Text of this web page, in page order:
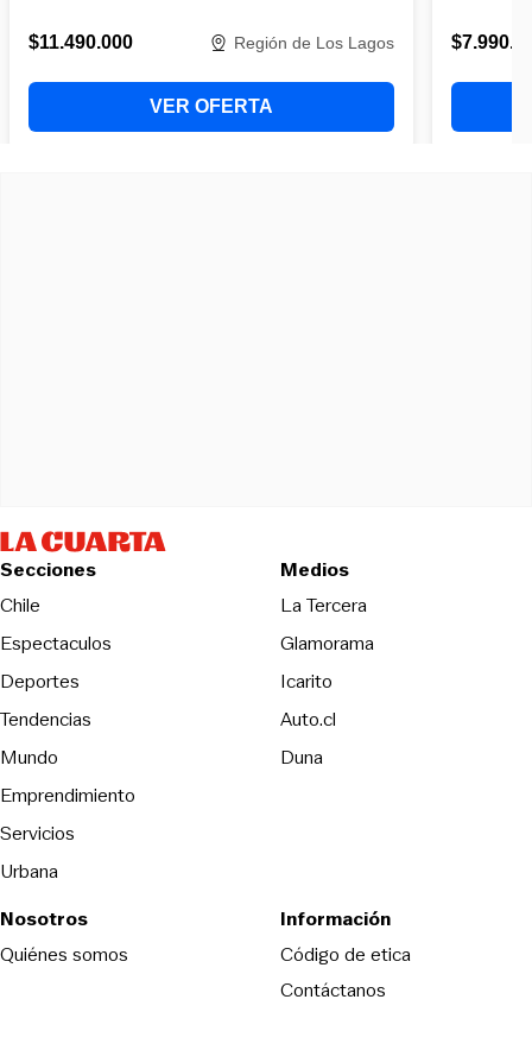
Secciones
Chile
Espectaculos
Deportes
Tendencias
Mundo
Emprendimiento
Servicios
Urbana
Medios
La TerceraOpens in new
Glamorama
Icarito
Auto.cl
DunaOpens in new window
Nosotros
Quiénes somos
Información
Código de eticaOpens in new
Contáctanos